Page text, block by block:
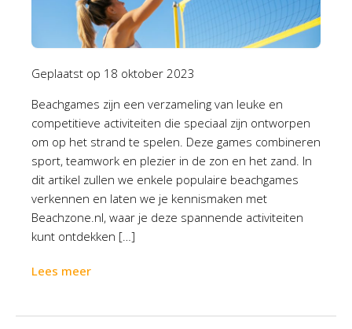
Geplaatst op 18 oktober 2023
Beachgames zijn een verzameling van leuke en
competitieve activiteiten die speciaal zijn ontworpen
om op het strand te spelen. Deze games combineren
sport, teamwork en plezier in de zon en het zand. In
dit artikel zullen we enkele populaire beachgames
verkennen en laten we je kennismaken met
Beachzone.nl, waar je deze spannende activiteiten
kunt ontdekken […]
Lees meer